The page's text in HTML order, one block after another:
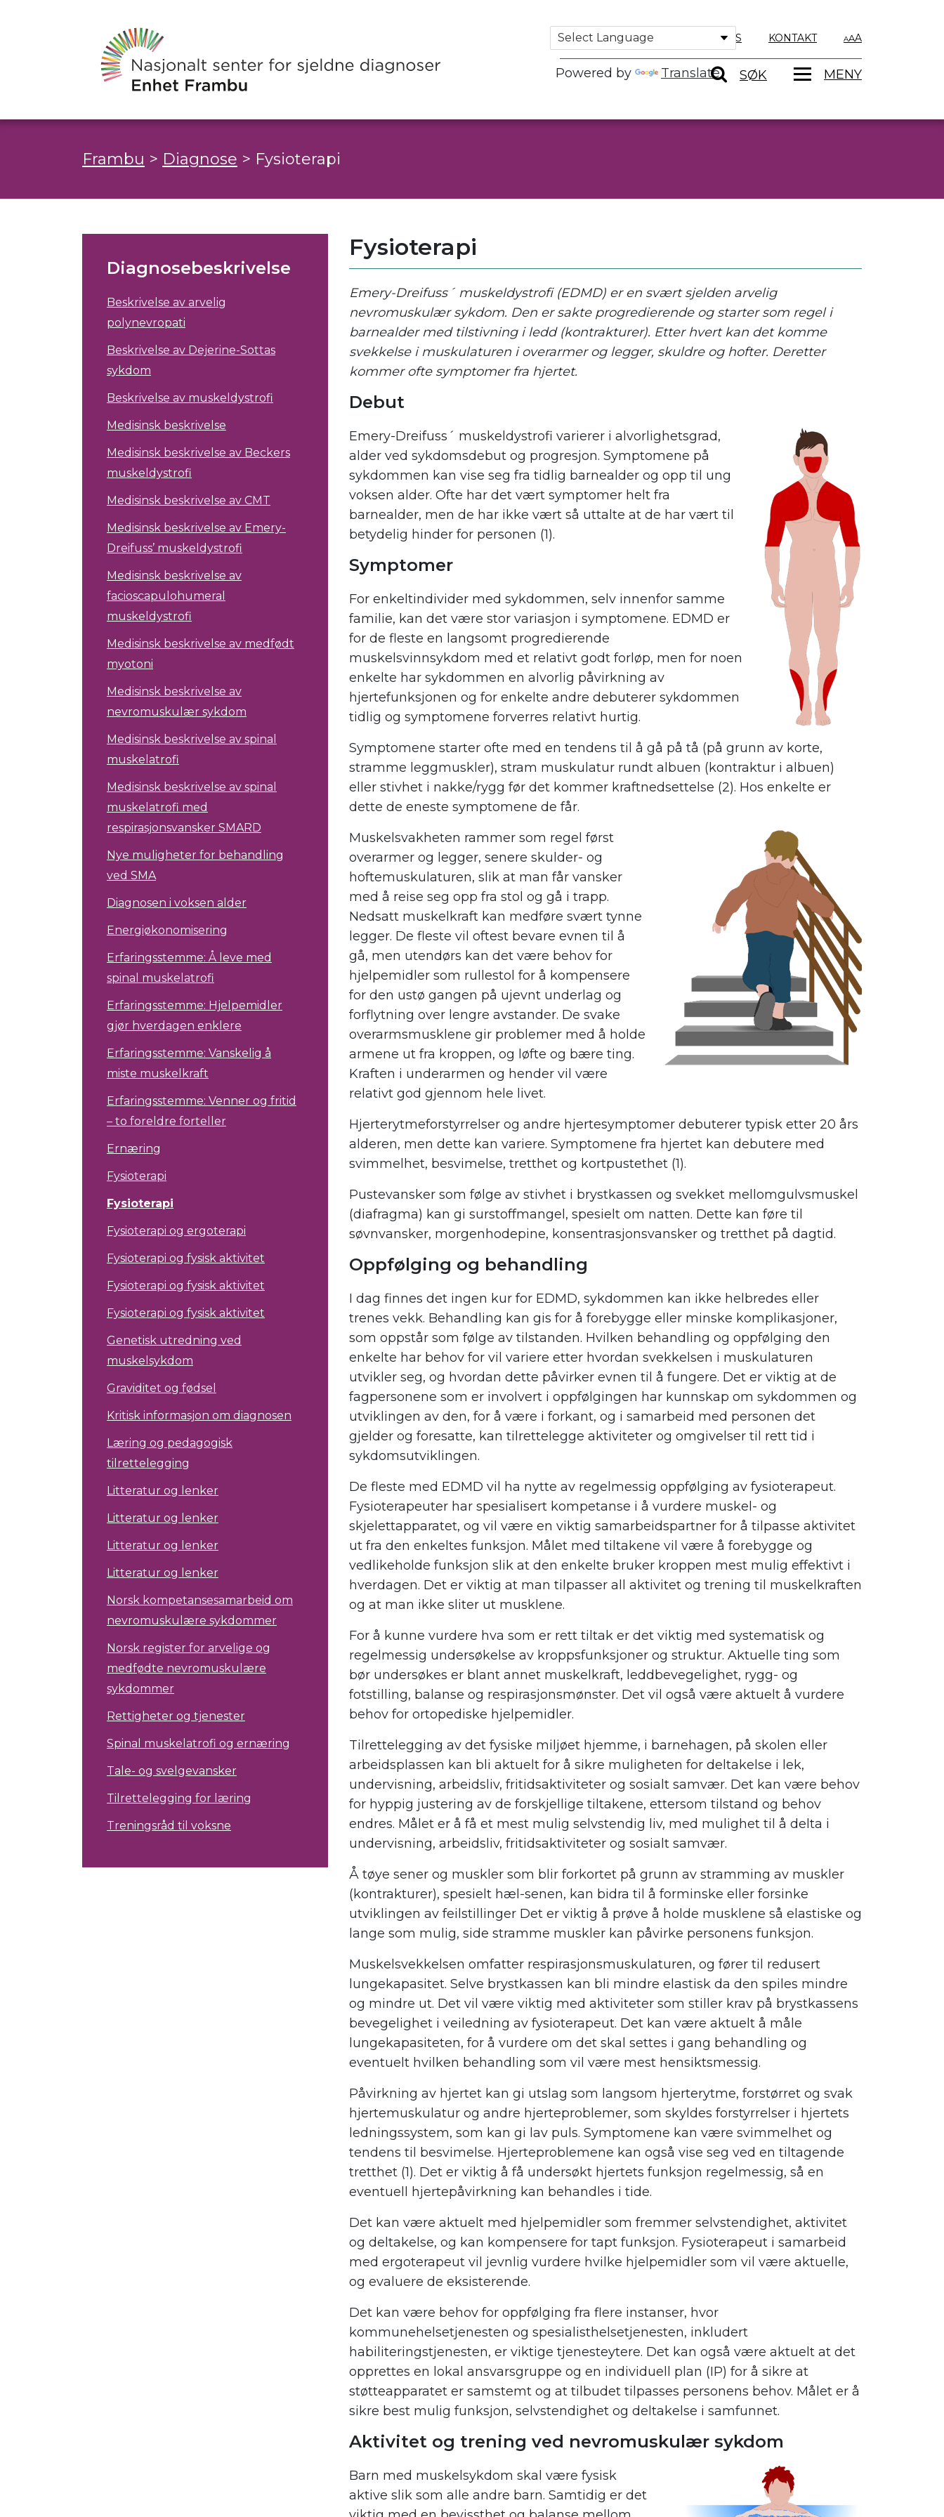
Powered by Translate
OM OSS KONTAKT A
SØK MENY
Frambu > Diagnose > Fysioterapi
Diagnosebeskrivelse
Beskrivelse av arvelig
polynevropati
Beskrivelse av Dejerine-Sottas
sykdom
Beskrivelse av muskeldystrofi
Medisinsk beskrivelse
Medisinsk beskrivelse av Beckers
muskeldystrofi
Medisinsk beskrivelse av CMT
Medisinsk beskrivelse av Emery-
Dreifuss’ muskeldystrofi
Medisinsk beskrivelse av
facioscapulohumeral
muskeldystrofi
Medisinsk beskrivelse av medfødt
myotoni
Medisinsk beskrivelse av
nevromuskulær sykdom
Medisinsk beskrivelse av spinal
muskelatrofi
Medisinsk beskrivelse av spinal
muskelatrofi med
respirasjonsvansker SMARD
Nye muligheter for behandling
ved SMA
Diagnosen i voksen alder
Energiøkonomisering
Erfaringsstemme: Å leve med
spinal muskelatrofi
Erfaringsstemme: Hjelpemidler
gjør hverdagen enklere
Erfaringsstemme: Vanskelig å
miste muskelkraft
Erfaringsstemme: Venner og fritid
– to foreldre forteller
Ernæring
Fysioterapi
Fysioterapi
Fysioterapi og ergoterapi
Fysioterapi og fysisk aktivitet
Fysioterapi og fysisk aktivitet
Fysioterapi og fysisk aktivitet
Genetisk utredning ved
muskelsykdom
Graviditet og fødsel
Kritisk informasjon om diagnosen
Læring og pedagogisk
tilrettelegging
Litteratur og lenker
Litteratur og lenker
Litteratur og lenker
Litteratur og lenker
Norsk kompetansesamarbeid om
nevromuskulære sykdommer
Norsk register for arvelige og
medfødte nevromuskulære
sykdommer
Rettigheter og tjenester
Spinal muskelatrofi og ernæring
Tale- og svelgevansker
Tilrettelegging for læring
Treningsråd til voksne
Fysioterapi
Emery-Dreifuss´ muskeldystrofi (EDMD) er en svært sjelden arvelig
nevromuskulær sykdom. Den er sakte progredierende og starter som regel i
barnealder med tilstivning i ledd (kontrakturer). Etter hvert kan det komme
svekkelse i muskulaturen i overarmer og legger, skuldre og hofter. Deretter
kommer ofte symptomer fra hjertet.
Debut
Emery-Dreifuss´ muskeldystrofi varierer i alvorlighetsgrad,
alder ved sykdomsdebut og progresjon. Symptomene på
sykdommen kan vise seg fra tidlig barnealder og opp til ung
voksen alder. Ofte har det vært symptomer helt fra
barnealder, men de har ikke vært så uttalte at de har vært til
betydelig hinder for personen (1).
Symptomer
For enkeltindivider med sykdommen, selv innenfor samme
familie, kan det være stor variasjon i symptomene. EDMD er
for de fleste en langsomt progredierende
muskelsvinnsykdom med et relativt godt forløp, men for noen
enkelte har sykdommen en alvorlig påvirkning av
hjertefunksjonen og for enkelte andre debuterer sykdommen
tidlig og symptomene forverres relativt hurtig.
Symptomene starter ofte med en tendens til å gå på tå (på grunn av korte,
stramme leggmuskler), stram muskulatur rundt albuen (kontraktur i albuen)
eller stivhet i nakke/rygg før det kommer kraftnedsettelse (2). Hos enkelte er
dette de eneste symptomene de får.
Muskelsvakheten rammer som regel først
overarmer og legger, senere skulder- og
hoftemuskulaturen, slik at man får vansker
med å reise seg opp fra stol og gå i trapp.
Nedsatt muskelkraft kan medføre svært tynne
legger. De fleste vil oftest bevare evnen til å
gå, men utendørs kan det være behov for
hjelpemidler som rullestol for å kompensere
for den ustø gangen på ujevnt underlag og
forflytning over lengre avstander. De svake
overarmsmusklene gir problemer med å holde
armene ut fra kroppen, og løfte og bære ting.
Kraften i underarmen og hender vil være
relativt god gjennom hele livet.
Hjerterytmeforstyrrelser og andre hjertesymptomer debuterer typisk etter 20 års
alderen, men dette kan variere. Symptomene fra hjertet kan debutere med
svimmelhet, besvimelse, tretthet og kortpustethet (1).
Pustevansker som følge av stivhet i brystkassen og svekket mellomgulvsmuskel
(diafragma) kan gi surstoffmangel, spesielt om natten. Dette kan føre til
søvnvansker, morgenhodepine, konsentrasjonsvansker og tretthet på dagtid.
Oppfølging og behandling
I dag finnes det ingen kur for EDMD, sykdommen kan ikke helbredes eller
trenes vekk. Behandling kan gis for å forebygge eller minske komplikasjoner,
som oppstår som følge av tilstanden. Hvilken behandling og oppfølging den
enkelte har behov for vil variere etter hvordan svekkelsen i muskulaturen
utvikler seg, og hvordan dette påvirker evnen til å fungere. Det er viktig at de
fagpersonene som er involvert i oppfølgingen har kunnskap om sykdommen og
utviklingen av den, for å være i forkant, og i samarbeid med personen det
gjelder og foresatte, kan tilrettelegge aktiviteter og omgivelser til rett tid i
sykdomsutviklingen.
De fleste med EDMD vil ha nytte av regelmessig oppfølging av fysioterapeut.
Fysioterapeuter har spesialisert kompetanse i å vurdere muskel- og
skjelettapparatet, og vil være en viktig samarbeidspartner for å tilpasse aktivitet
ut fra den enkeltes funksjon. Målet med tiltakene vil være å forebygge og
vedlikeholde funksjon slik at den enkelte bruker kroppen mest mulig effektivt i
hverdagen. Det er viktig at man tilpasser all aktivitet og trening til muskelkraften
og at man ikke sliter ut musklene.
For å kunne vurdere hva som er rett tiltak er det viktig med systematisk og
regelmessig undersøkelse av kroppsfunksjoner og struktur. Aktuelle ting som
bør undersøkes er blant annet muskelkraft, leddbevegelighet, rygg- og
fotstilling, balanse og respirasjonsmønster. Det vil også være aktuelt å vurdere
behov for ortopediske hjelpemidler.
Tilrettelegging av det fysiske miljøet hjemme, i barnehagen, på skolen eller
arbeidsplassen kan bli aktuelt for å sikre muligheten for deltakelse i lek,
undervisning, arbeidsliv, fritidsaktiviteter og sosialt samvær. Det kan være behov
for hyppig justering av de forskjellige tiltakene, ettersom tilstand og behov
endres. Målet er å få et mest mulig selvstendig liv, med mulighet til å delta i
undervisning, arbeidsliv, fritidsaktiviteter og sosialt samvær.
Å tøye sener og muskler som blir forkortet på grunn av stramming av muskler
(kontrakturer), spesielt hæl-senen, kan bidra til å forminske eller forsinke
utviklingen av feilstillinger Det er viktig å prøve å holde musklene så elastiske og
lange som mulig, side stramme muskler kan påvirke personens funksjon.
Muskelsvekkelsen omfatter respirasjonsmuskulaturen, og fører til redusert
lungekapasitet. Selve brystkassen kan bli mindre elastisk da den spiles mindre
og mindre ut. Det vil være viktig med aktiviteter som stiller krav på brystkassens
bevegelighet i veiledning av fysioterapeut. Det kan være aktuelt å måle
lungekapasiteten, for å vurdere om det skal settes i gang behandling og
eventuelt hvilken behandling som vil være mest hensiktsmessig.
Påvirkning av hjertet kan gi utslag som langsom hjerterytme, forstørret og svak
hjertemuskulatur og andre hjerteproblemer, som skyldes forstyrrelser i hjertets
ledningssystem, som kan gi lav puls. Symptomene kan være svimmelhet og
tendens til besvimelse. Hjerteproblemene kan også vise seg ved en tiltagende
tretthet (1). Det er viktig å få undersøkt hjertets funksjon regelmessig, så en
eventuell hjertepåvirkning kan behandles i tide.
Det kan være aktuelt med hjelpemidler som fremmer selvstendighet, aktivitet
og deltakelse, og kan kompensere for tapt funksjon. Fysioterapeut i samarbeid
med ergoterapeut vil jevnlig vurdere hvilke hjelpemidler som vil være aktuelle,
og evaluere de eksisterende.
Det kan være behov for oppfølging fra flere instanser, hvor
kommunehelsetjenesten og spesialisthelsetjenesten, inkludert
habiliteringstjenesten, er viktige tjenesteytere. Det kan også være aktuelt at det
opprettes en lokal ansvarsgruppe og en individuell plan (IP) for å sikre at
støtteapparatet er samstemt og at tilbudet tilpasses personens behov. Målet er å
sikre best mulig funksjon, selvstendighet og deltakelse i samfunnet.
Aktivitet og trening ved nevromuskulær sykdom
Barn med muskelsykdom skal være fysisk
aktive slik som alle andre barn. Samtidig er det